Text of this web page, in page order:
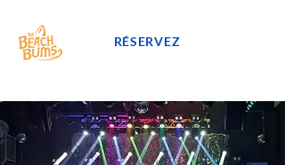
RÉSERVEZ